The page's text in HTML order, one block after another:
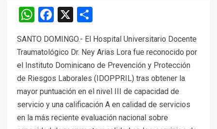
WhatsApp
Facebook
X
SANTO DOMINGO.- El Hospital Universitario Docente
Traumatológico Dr. Ney Arias Lora fue reconocido por
el Instituto Dominicano de Prevención y Protección
de Riesgos Laborales (IDOPPRIL) tras obtener la
mayor puntuación en el nivel III de capacidad de
servicio y una calificación A en calidad de servicios
en la más reciente evaluación nacional sobre